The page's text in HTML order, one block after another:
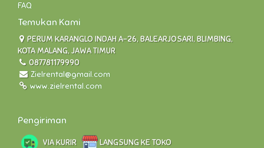
FAQ
Temukan Kami
PERUM KARANGLO INDAH A-26, BALEARJOSARI, BLIMBING,
KOTA MALANG, JAWA TIMUR
087781179990
Zielrental@gmail.com
www.zielrental.com
Pengiriman
VIA KURIR LANGSUNG KE TOKO